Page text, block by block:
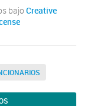
bajo Creative